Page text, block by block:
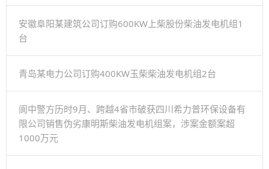
安徽阜阳某建筑公司订购600KW上柴股份柴油发电机组1
台
青岛某电力公司订购400KW玉柴柴油发电机组2台
阆中警方历时9月、跨越4省市破获四川希力普环保设备有
限公司销售伪劣康明斯柴油发电机组案，涉案金额案超
1000万元